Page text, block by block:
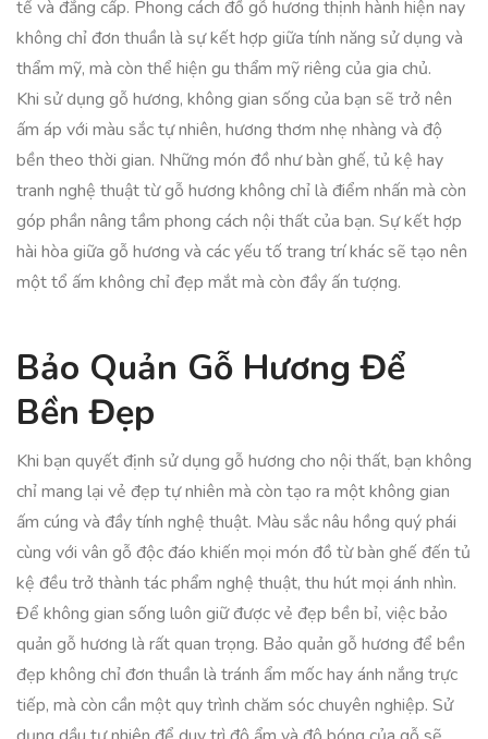
tế và đẳng cấp. Phong cách đồ gỗ hương thịnh hành hiện nay
không chỉ đơn thuần là sự kết hợp giữa tính năng sử dụng và
thẩm mỹ, mà còn thể hiện gu thẩm mỹ riêng của gia chủ.
Khi sử dụng gỗ hương, không gian sống của bạn sẽ trở nên
ấm áp với màu sắc tự nhiên, hương thơm nhẹ nhàng và độ
bền theo thời gian. Những món đồ như bàn ghế, tủ kệ hay
tranh nghệ thuật từ gỗ hương không chỉ là điểm nhấn mà còn
góp phần nâng tầm phong cách nội thất của bạn. Sự kết hợp
hài hòa giữa gỗ hương và các yếu tố trang trí khác sẽ tạo nên
một tổ ấm không chỉ đẹp mắt mà còn đầy ấn tượng.
Bảo Quản Gỗ Hương Để
Bền Đẹp
Khi bạn quyết định sử dụng gỗ hương cho nội thất, bạn không
chỉ mang lại vẻ đẹp tự nhiên mà còn tạo ra một không gian
ấm cúng và đầy tính nghệ thuật. Màu sắc nâu hồng quý phái
cùng với vân gỗ độc đáo khiến mọi món đồ từ bàn ghế đến tủ
kệ đều trở thành tác phẩm nghệ thuật, thu hút mọi ánh nhìn.
Để không gian sống luôn giữ được vẻ đẹp bền bỉ, việc bảo
quản gỗ hương là rất quan trọng. Bảo quản gỗ hương để bền
đẹp không chỉ đơn thuần là tránh ẩm mốc hay ánh nắng trực
tiếp, mà còn cần một quy trình chăm sóc chuyên nghiệp. Sử